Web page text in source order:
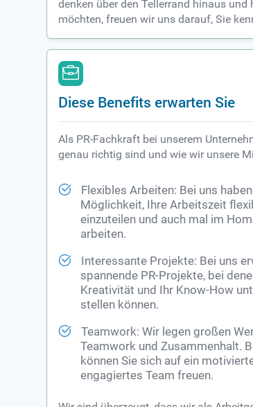
denken über den Tellerrand hinaus
möchten, freuen wir uns darauf, Sie
Diese Benefits erwarten Sie
Als PR-Fachkraft bei unserem
genau richtig sind und wie wir unsere
Flexibles Arbeiten: Bei uns
Möglichkeit, Ihre Arbeitszeit
einzuteilen und auch mal im
arbeiten.
Interessante Projekte: Bei uns
spannende PR-Projekte, bei
Kreativität und Ihr Know-How
stellen können.
Teamwork: Wir legen großen
Teamwork und Zusammenhalt.
können Sie sich auf ein
engagiertes Team freuen.